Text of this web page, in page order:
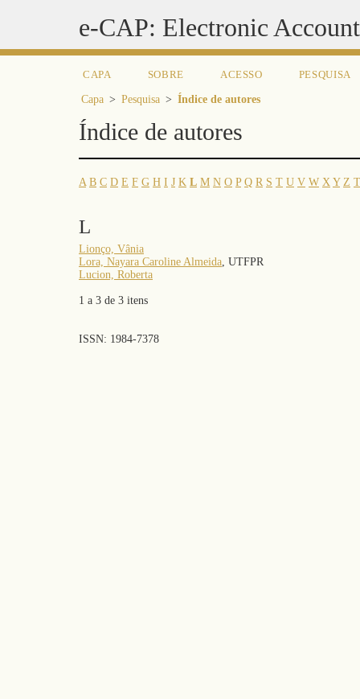
e-CAP: Electronic
CAPA SOBRE ACESSO PESQUISA
Capa > Pesquisa > Índice de autores
Índice de autores
A B C D E F G H I J K L M N O P Q R S T U V W X Y Z
L
Lionço, Vânia
Lora, Nayara Caroline Almeida, UTFPR
Lucion, Roberta
1 a 3 de 3 itens
ISSN: 1984-7378